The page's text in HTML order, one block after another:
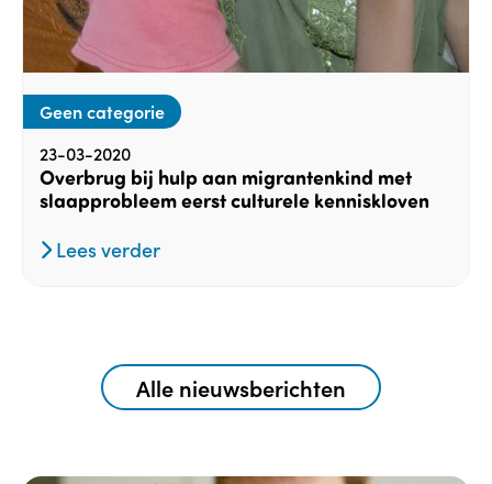
Geen categorie
23-03-2020
Overbrug bij hulp aan migrantenkind met
slaapprobleem eerst culturele kenniskloven
Lees verder
Alle nieuwsberichten